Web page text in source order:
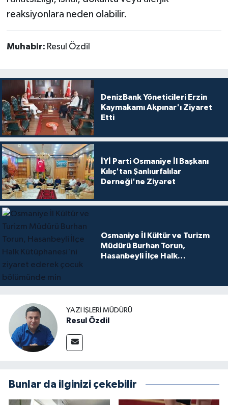
reaksiyonlara neden olabilir.
Muhabir: Resul Özdil
DenizBank Yöneticileri Erzin
Kaymakamı Akpınar'ı Ziyaret
Etti
İYİ Parti Osmaniye İl Başkanı
Kılıç'tan Şanlıurfalılar
Derneği'ne Ziyaret
Osmaniye İl Kültür ve Turizm
Müdürü Burhan Torun,
Hasanbeyli İlçe Halk
YAZI İŞLERI MÜDÜRÜ
Resul Özdil
Bunlar da ilginizi çekebilir